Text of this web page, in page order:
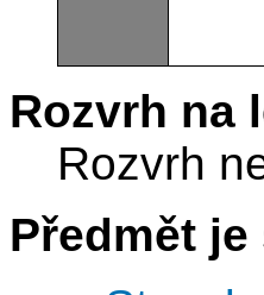
Rozvrh na
Rozvrh
Předmět